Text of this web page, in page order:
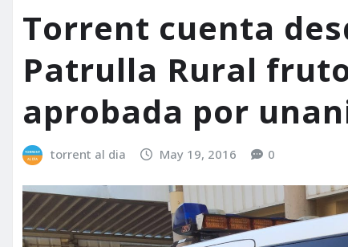
Torrent cuenta
Patrulla Rural
aprobada por
torrent al dia May 19, 2016 0